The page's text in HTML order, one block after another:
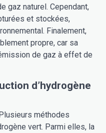
gaz naturel. Cependant,
et stockées,
Finalement,
propre, car sa
de gaz à effet de
d’hydrogène
méthodes
vert. Parmi elles, la